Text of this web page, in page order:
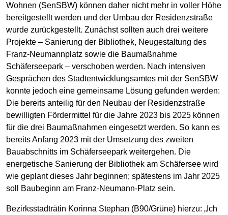
Wohnen (SenSBW) können daher nicht mehr in voller Höhe
bereitgestellt werden und der Umbau der Residenzstraße
wurde zurückgestellt. Zunächst sollten auch drei weitere
Projekte – Sanierung der Bibliothek, Neugestaltung des
Franz-Neumannplatz sowie die Baumaßnahme
Schäferseepark – verschoben werden. Nach intensiven
Gesprächen des Stadtentwicklungsamtes mit der SenSBW
konnte jedoch eine gemeinsame Lösung gefunden werden:
Die bereits anteilig für den Neubau der Residenzstraße
bewilligten Fördermittel für die Jahre 2023 bis 2025 können
für die drei Baumaßnahmen eingesetzt werden. So kann es
bereits Anfang 2023 mit der Umsetzung des zweiten
Bauabschnitts im Schäferseepark weitergehen. Die
energetische Sanierung der Bibliothek am Schäfersee wird
wie geplant dieses Jahr beginnen; spätestens im Jahr 2025
soll Baubeginn am Franz-Neumann-Platz sein.
Bezirksstadträtin Korinna Stephan (B90/Grüne) hierzu: „Ich